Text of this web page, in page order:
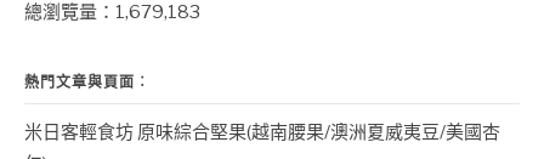
總瀏覽量：1,679,183
熱門文章與頁面︰
米日客輕食坊 原味綜合堅果(越南腰果/澳洲夏威夷豆/美國杏